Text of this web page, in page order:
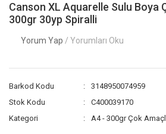
Canson XL Aquarelle Sulu Boya
300gr 30yp Spiralli
Yorum Yap / Yorumları Oku
Barkod Kodu
3148950074959
Stok Kodu
C400039170
Kategori
A4 - 300gr Çok